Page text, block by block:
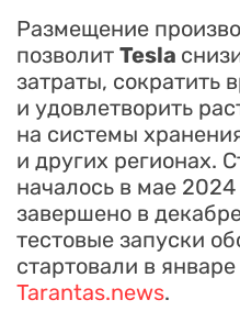
Размещение
позволит Tesla
затраты, сократить
и удовлетворить
на системы
и других регионах.
началось в мае
завершено в
тестовые запуски
стартовали в
Tarantas.news.